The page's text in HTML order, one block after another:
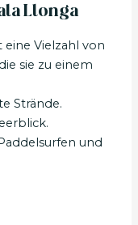
Llonga
Vielzahl von
sie zu einem
Strände.
und